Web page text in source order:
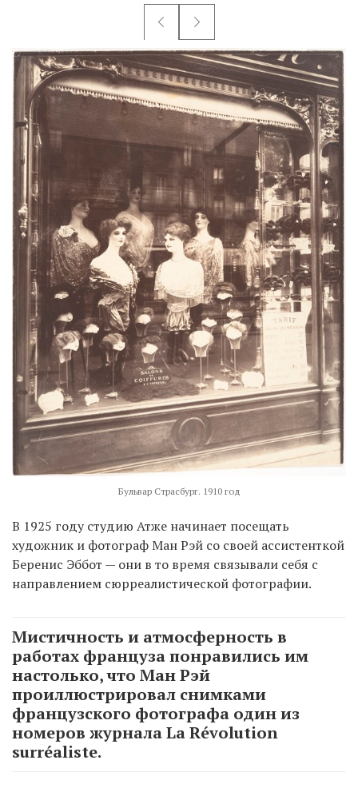
Бульвар Страсбург. 1910 год
В 1925 году студию Атже начинает посещать
художник и фотограф Ман Рэй со своей ассистенткой
Беренис Эббот — они в то время связывали себя с
направлением сюрреалистической фотографии.
Мистичность и атмосферность в
работах француза понравились им
настолько, что Ман Рэй
проиллюстрировал снимками
французского фотографа один из
номеров журнала La Révolution
surréaliste.